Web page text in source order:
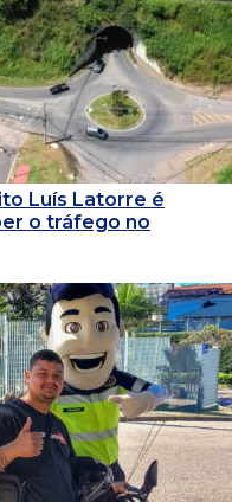
Luís Latorre é
o tráfego no